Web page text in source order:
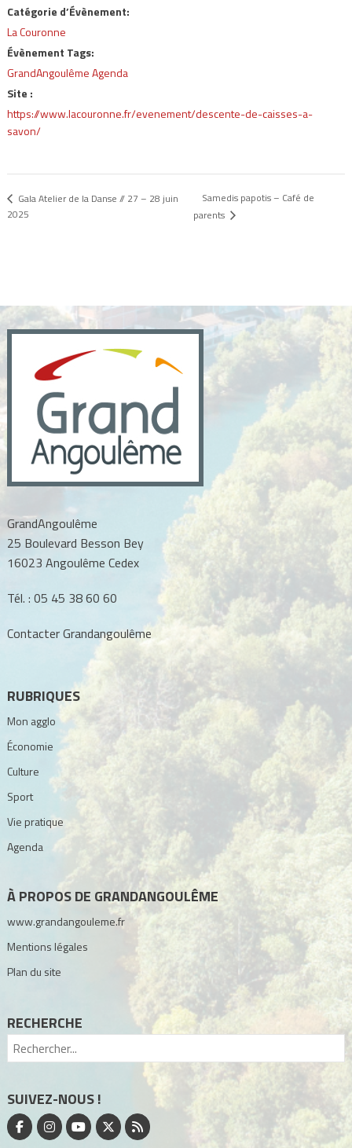
Catégorie d’Évènement:
La Couronne
Évènement Tags:
GrandAngoulême Agenda
Site :
https://www.lacouronne.fr/evenement/descente-de-caisses-a-
savon/
Gala Atelier de la Danse // 27 – 28 juin
2025
Samedis papotis – Café de
parents
GrandAngoulême
25 Boulevard Besson Bey
16023 Angoulême Cedex
Tél. : 05 45 38 60 60
Contacter Grandangoulême
RUBRIQUES
Mon agglo
Économie
Culture
Sport
Vie pratique
Agenda
À PROPOS DE GRANDANGOULÊME
www.grandangouleme.fr
Mentions légales
Plan du site
RECHERCHE
SUIVEZ-NOUS !